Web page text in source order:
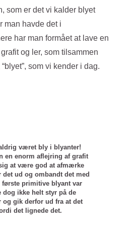
som er det vi kalder blyet
man havde det i
har man formået at lave en
og ler, som tilsammen
som vi kender i dag.
været bly i blyanter!
en enorm aflejring af grafit
at være god at afmærke
det ud og ombandt det med
primitive blyant var
dog ikke helt styr på de
og gik derfor ud fra at det
det lignede det.